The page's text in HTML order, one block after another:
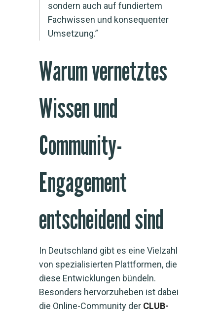
sondern auch auf fundiertem
Fachwissen und konsequenter
Umsetzung.”
Warum vernetztes
Wissen und
Community-
Engagement
entscheidend sind
In Deutschland gibt es eine Vielzahl
von spezialisierten Plattformen, die
diese Entwicklungen bündeln.
Besonders hervorzuheben ist dabei
die Online-Community der CLUB-